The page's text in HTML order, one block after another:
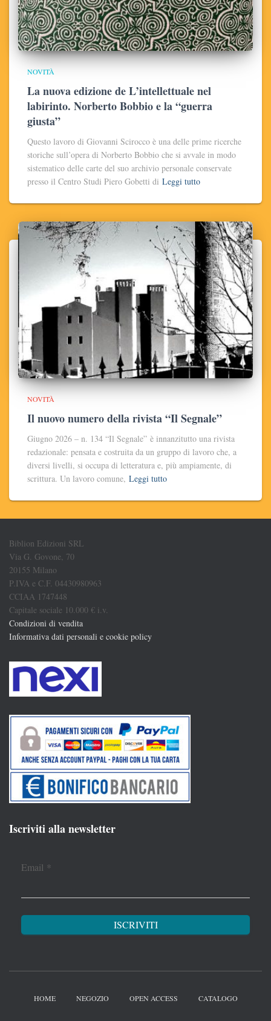
NOVITÀ
La nuova edizione de L’intellettuale nel
labirinto. Norberto Bobbio e la “guerra
giusta”
Questo lavoro di Giovanni Scirocco è una delle prime ricerche
storiche sull’opera di Norberto Bobbio che si avvale in modo
sistematico delle carte del suo archivio personale conservate
presso il Centro Studi Piero Gobetti di Leggi tutto
NOVITÀ
Il nuovo numero della rivista “Il Segnale”
Giugno 2026 – n. 134 “Il Segnale” è innanzitutto una rivista
redazionale: pensata e costruita da un gruppo di lavoro che, a
diversi livelli, si occupa di letteratura e, più ampiamente, di
scrittura. Un lavoro comune, Leggi tutto
Biblion Edizioni SRL
Via G. Govone, 70
20155 Milano
P.IVA e C.F. 04430980963
CCIAA 1747448
Capitale sociale 10.000 € i.v.
Condizioni di vendita
Informativa dati personali e cookie policy
Iscriviti alla newsletter
Email *
HOME NEGOZIO OPEN ACCESS CATALOGO